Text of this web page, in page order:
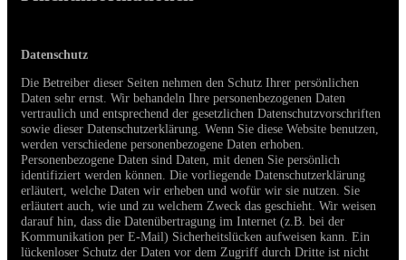
Datenschutz
Die Betreiber dieser Seiten nehmen den Schutz Ihrer persönlichen
Daten sehr ernst. Wir behandeln Ihre personenbezogenen Daten
vertraulich und entsprechend der gesetzlichen Datenschutzvorschriften
sowie dieser Datenschutzerklärung. Wenn Sie diese Website benutzen,
werden verschiedene personenbezogene Daten erhoben.
Personenbezogene Daten sind Daten, mit denen Sie persönlich
identifiziert werden können. Die vorliegende Datenschutzerklärung
erläutert, welche Daten wir erheben und wofür wir sie nutzen. Sie
erläutert auch, wie und zu welchem Zweck das geschieht. Wir weisen
darauf hin, dass die Datenübertragung im Internet (z.B. bei der
Kommunikation per E-Mail) Sicherheitslücken aufweisen kann. Ein
lückenloser Schutz der Daten vor dem Zugriff durch Dritte ist nicht